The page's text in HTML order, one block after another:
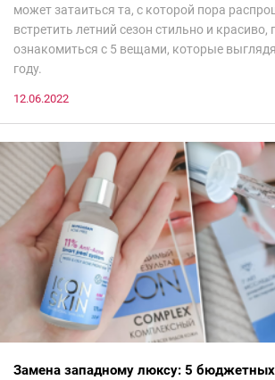
может затаиться та, с которой пора
встретить летний сезон стильно и красиво,
ознакомиться с 5 вещами, которые
году.
12.06.2022
Замена западному люксу: 5